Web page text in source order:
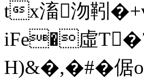
tx滀沕靷
iFe�虛T�?
H)&�,�#�倨o0